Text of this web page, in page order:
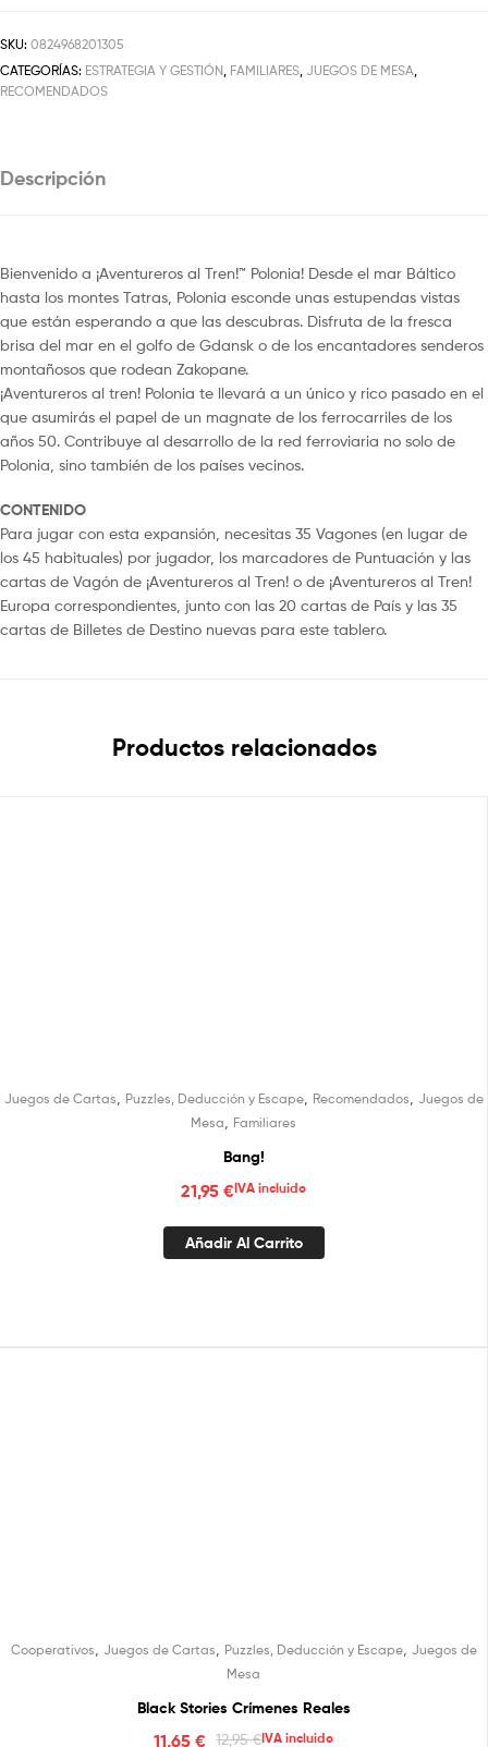
SKU: 0824968201305
CATEGORÍAS: ESTRATEGIA Y GESTIÓN FAMILIARES JUEGOS DE MESA
RECOMENDADOS
Descripción
Bienvenido a ¡Aventureros al Tren!™ Polonia! Desde el mar Báltico
hasta los montes Tatras, Polonia esconde unas estupendas vistas
que están esperando a que las descubras. Disfruta de la fresca
brisa del mar en el golfo de Gdansk o de los encantadores senderos
montañosos que rodean Zakopane.
¡Aventureros al tren! Polonia te llevará a un único y rico pasado en el
que asumirás el papel de un magnate de los ferrocarriles de los
años 50. Contribuye al desarrollo de la red ferroviaria no solo de
Polonia, sino también de los países vecinos.
CONTENIDO
Para jugar con esta expansión, necesitas 35 Vagones (en lugar de
los 45 habituales) por jugador, los marcadores de Puntuación y las
cartas de Vagón de ¡Aventureros al Tren! o de ¡Aventureros al Tren!
Europa correspondientes, junto con las 20 cartas de País y las 35
cartas de Billetes de Destino nuevas para este tablero.
Productos relacionados
Juegos de Cartas Puzzles, Deducción y Escape, Recomendados Juegos de
Mesa
Familiares
Bang!
21,95 €IVA incluido
Añadir Al Carrito
Cooperativos Juegos de Cartas Puzzles, Deducción y Escape, Juegos de
Mesa
Black Stories Crímenes Reales
12,95€
11,65 € IVA incluido